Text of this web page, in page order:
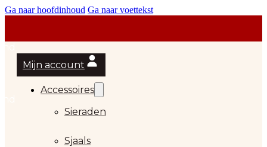
Ga naar hoofdinhoud Ga naar voettekst
Mijn account
Accessoires
Sieraden
Sjaals